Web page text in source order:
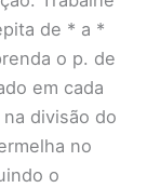
de * a *
o p. de
em cada
divisão do
no
o